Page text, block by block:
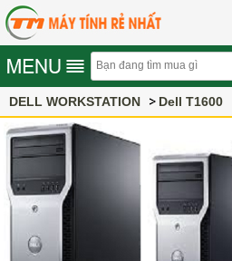
DELL WORKSTATION Dell T1600